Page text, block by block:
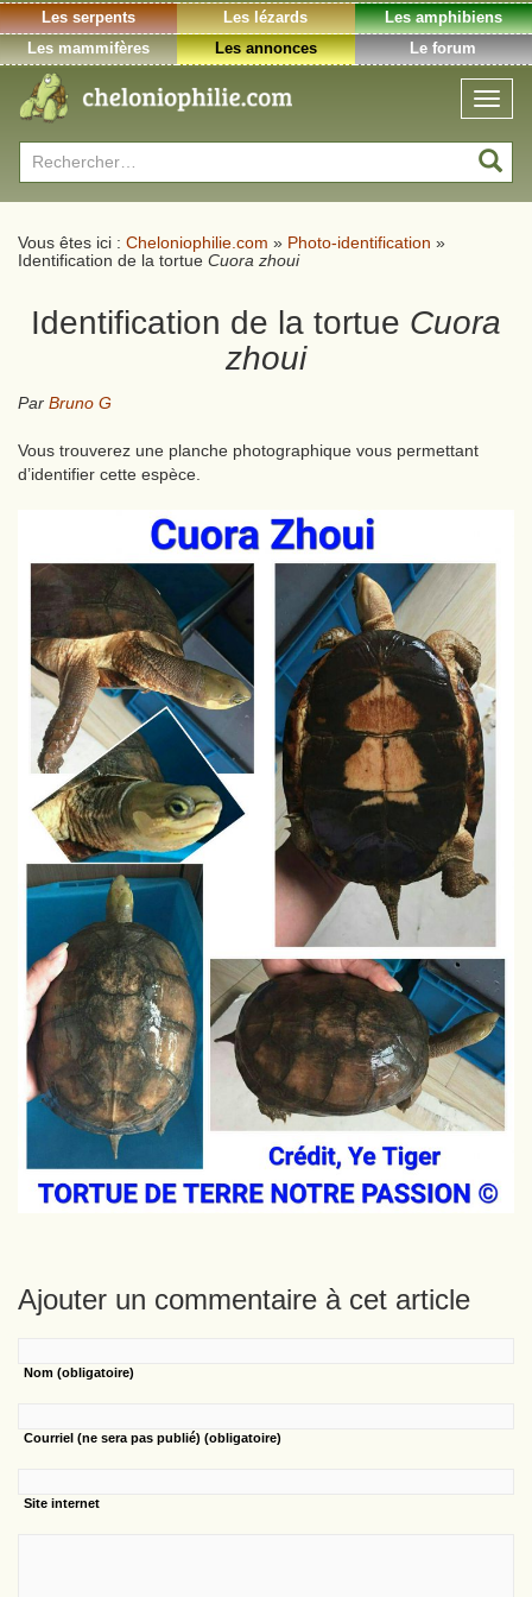
Les serpents Les lézards
Les amphibiens
Les mammifères
Les annonces Le forum
Rechercher :
Vous êtes ici : Cheloniophilie.com » Photo-identification »
Identification de la tortue Cuora zhoui
Identification de la tortue Cuora
zhoui
Par Bruno G
Vous trouverez une planche photographique vous permettant
d’identifier cette espèce.
Ajouter un commentaire à cet article
Nom (obligatoire)
Courriel (ne sera pas publié) (obligatoire)
Site internet